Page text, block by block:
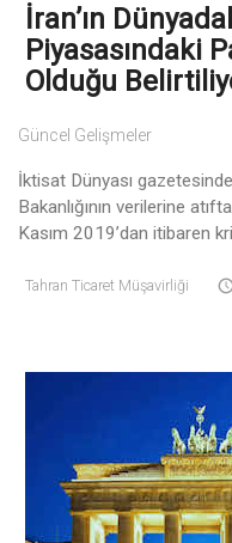
İran’ın
Piyasasındaki
Olduğu
Güncel Gelişmeler
İktisat Dünyası
Bakanlığının verilerine
Kasım 2019’dan itibaren
Tahran Ticaret Müşavirliği